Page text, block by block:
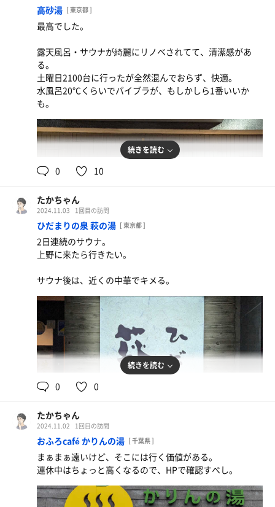
高砂湯 [ 東京都 ]
最高でした。
露天風呂・サウナが綺麗にリノベされてて、清潔感があ
る。
土曜日2100台に行ったが全然混んでおらず、快適。
水風呂20℃くらいでバイブラが、もしかしら1番いいか
も。
続きを読む
0 10
たかちゃん
2024.11.03 1回目の訪問
ひだまりの泉 萩の湯 [ 東京都 ]
2日連続のサウナ。
上野に来たら行きたい。
サウナ後は、近くの中華でキメる。
続きを読む
0 0
たかちゃん
2024.11.02 1回目の訪問
おふろcafé かりんの湯 [ 千葉県 ]
まぁまぁ遠いけど、そこには行く価値がある。
連休中はちょっと高くなるので、HPで確認すべし。